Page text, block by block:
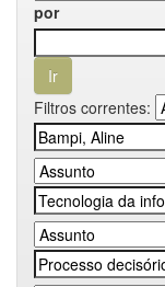
por
Filtros correntes: